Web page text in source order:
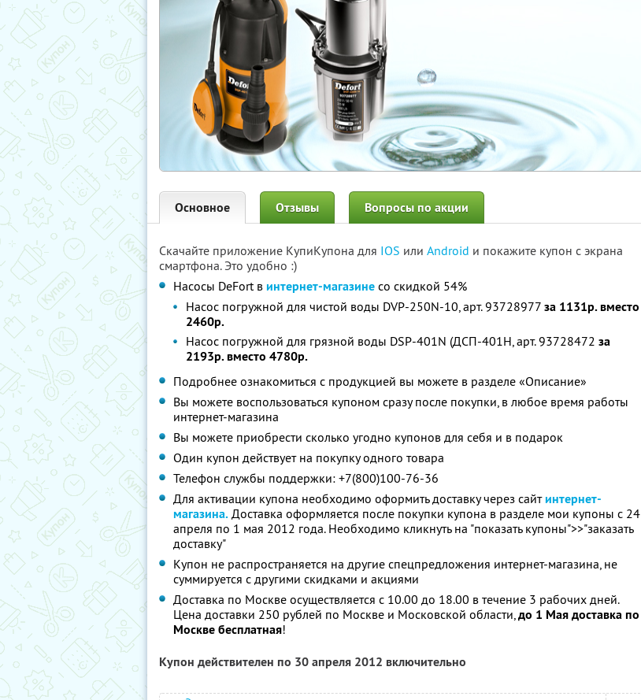
Основное Отзывы Вопросы по акции
Скачайте приложение КупиКупона для IOS или Android и покажите купон с экрана
смартфона. Это удобно :)
Насосы DeFort в интернет-магазине со скидкой 54%
Насос погружной для чистой воды DVP-250N-10, арт. 93728977 за 1131р. вместо
2460р.
Насос погружной для грязной воды DSP-401N (ДСП-401Н, арт. 93728472 за
2193р. вместо 4780р.
Подробнее ознакомиться с продукцией вы можете в разделе «Описание»
Вы можете воспользоваться купоном сразу после покупки, в любое время работы
интернет-магазина
Вы можете приобрести сколько угодно купонов для себя и в подарок
Один купон действует на покупку одного товара
Телефон службы поддержки: +7(800)100-76-36
Для активации купона необходимо оформить доставку через сайтинтернет-
магазина. Доставка оформляется после покупки купона в разделе мои купоны с 24
апреля по 1 мая 2012 года. Необходимо кликнуть на "показать купоны">>"заказать
доставку"
Купон не распространяется на другие спецпредложения интернет-магазина, не
суммируется с другими скидками и акциями
Доставка по Москве осуществляется с 10.00 до 18.00 в течение 3 рабочих дней.
Цена доставки 250 рублей по Москве и Московской области,до 1 Мая доставка по
Москве бесплатная!
Купон действителен по 30 апреля 2012 включительно